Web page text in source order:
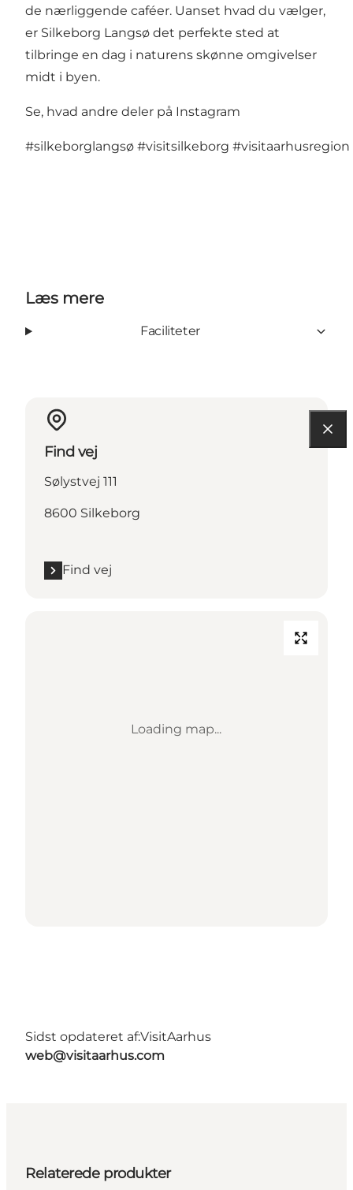
de nærliggende caféer. Uanset hvad du vælger,
er Silkeborg Langsø det perfekte sted at
tilbringe en dag i naturens skønne omgivelser
midt i byen.
Se, hvad andre deler på Instagram
#silkeborglangsø #visitsilkeborg #visitaarhusregion
Læs mere
Faciliteter
Find vej
Sølystvej 111
8600 Silkeborg
Find vej
Loading map...
Sidst opdateret af:VisitAarhus
web@visitaarhus.com
Relaterede produkter